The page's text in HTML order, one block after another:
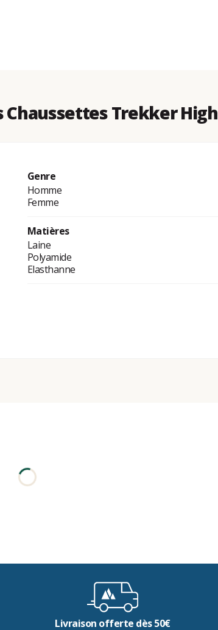
Trekker High
Genre
Homme
Femme
Matières
Laine
Polyamide
Elasthanne
Livraison offerte dès 50€